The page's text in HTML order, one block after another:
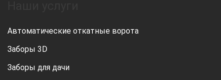
Автоматические откатные ворота
Заборы 3D
Заборы для дачи